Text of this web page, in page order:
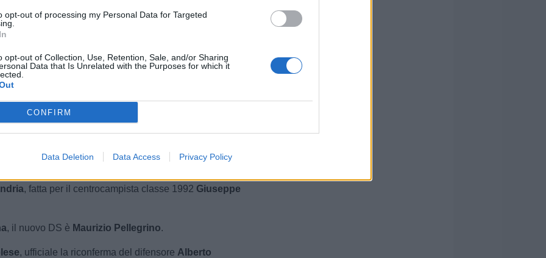
opt-out of processing my Personal Data for Targeted
opt-out of Collection, Use, Retention, Sale, and/or Sharing
Data that Is Unrelated with the Purposes for which it
CONFIRM
Data Deletion Data Access Privacy Policy
nuovo giocatore dellaPolisportiva Aurora Treia
di promozione in Eccellenza.
, ufficiale il rinnovo di AndreaAccardi, difensore
presenze in Serie B e più di 100 in C.
colombiano classe 2007.
, forte interesse per il centrocampista classe 2004
le parti è stato trovato un accordo, con il giocatore che
per un eventuale chiamata dalla Serie C.
, fatta per il centrocampista classe 1992 Giuseppe
, il nuovo DS è Maurizio Pellegrino.
, ufficiale la riconferma del difensore Alberto